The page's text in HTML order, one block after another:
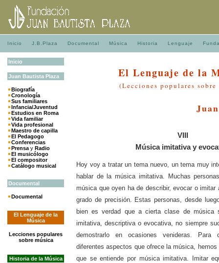
Inicio J.B.Plaza Documental Música Historia Lenguaje
Inicio
Juan Bautista Plaza
Biografía
Cronología
Sus familiares
Infancia/Juventud
Estudios en Roma
Vida familiar
Vida profesional
Maestro de capilla
El Pedagogo
Conferencias
Prensa y Radio
El musicólogo
El compositor
Catálogo musical
Documental
Documental
El Lenguaje de la
Música
Lecciones populares
sobre música
Historia de la Música
El Lenguaje de la
(Lecciones populares sobre
VIII
Música imitativa y
Hoy voy a tratar un tema nuevo, un tema muy
hablar de la música imitativa. Muchas
música que oyen ha de describir, evocar o imitar
grado de precisión. Estas personas, desde
bien es verdad que a cierta clase de música
imitativa, descriptiva o evocativa, no siempre
demostrarlo en ocasiones venideras. Para
diferentes aspectos que ofrece la música,
que se entiende por música imitativa. Imitar